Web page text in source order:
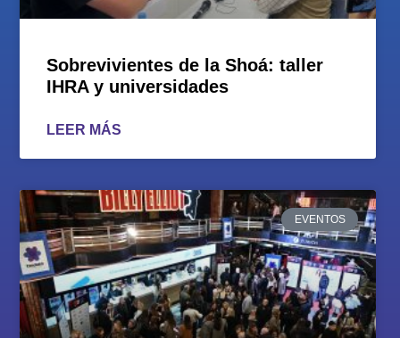
Sobrevivientes de la Shoá: taller
IHRA y universidades
LEER MÁS
EVENTOS